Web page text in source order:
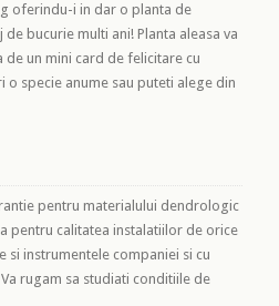
oferindu-i in dar o planta de
bucurie multi ani! Planta aleasa va
un mini card de felicitare cu
o specie anume sau puteti alege din
pentru materialului dendrologic
pentru calitatea instalatiilor de orice
si instrumentele companiei si cu
rugam sa studiati conditiile de